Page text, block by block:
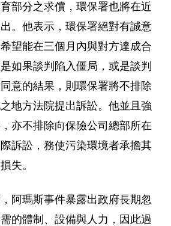
部分之求償，環保署也將在近
。他表示，環保署絕對有誠意
望能在三個月內與對方達成合
如果談判陷入僵局，或是談判
意的結果，則環保署將不排除
地方法院提出訴訟。他並且強
亦不排除向保險公司總部所在
訴訟，務使污染環境者承擔其
失。
阿瑪斯事件暴露出政府長期忽
的體制、設備與人力，因此過